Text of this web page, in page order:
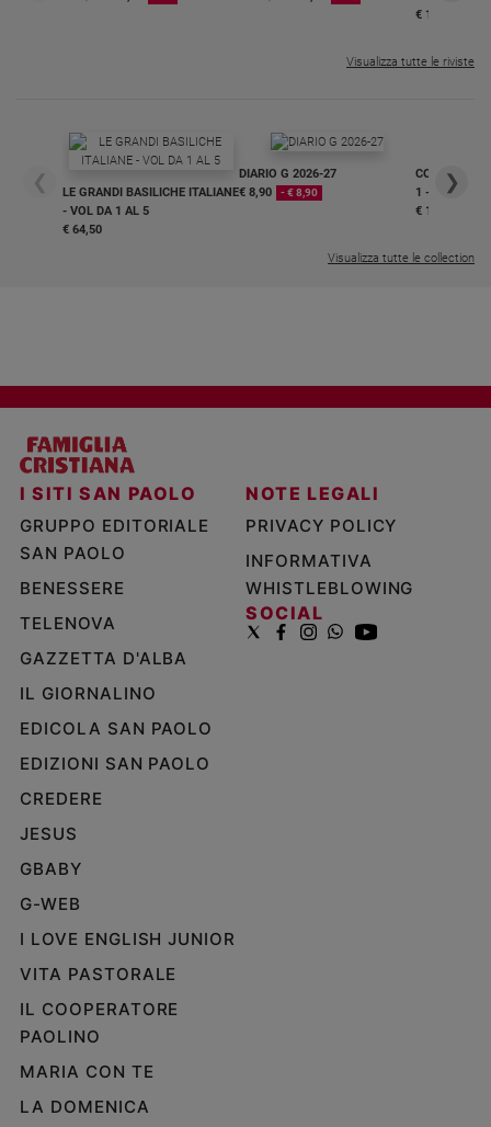
€ 16,99
Visualizza tutte le riviste
❮
LE GRANDI BASILICHE ITALIANE
- VOL DA 1 AL 5
€ 64,50
DIARIO G 2026-27
€ 8,90
- € 8,90
COLLANA
1 - 2
€ 18,50
❯
Visualizza tutte le collection
I SITI SAN PAOLO
GRUPPO EDITORIALE
SAN PAOLO
BENESSERE
TELENOVA
GAZZETTA D'ALBA
IL GIORNALINO
EDICOLA SAN PAOLO
EDIZIONI SAN PAOLO
CREDERE
JESUS
GBABY
G-WEB
I LOVE ENGLISH JUNIOR
VITA PASTORALE
IL COOPERATORE
PAOLINO
MARIA CON TE
LA DOMENICA
NOTE LEGALI
PRIVACY POLICY
INFORMATIVA
WHISTLEBLOWING
SOCIAL